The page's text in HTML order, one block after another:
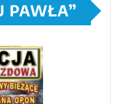
PAWŁA”